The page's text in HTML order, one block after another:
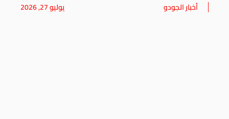
أخبار الجودو يوليو 27, 2026